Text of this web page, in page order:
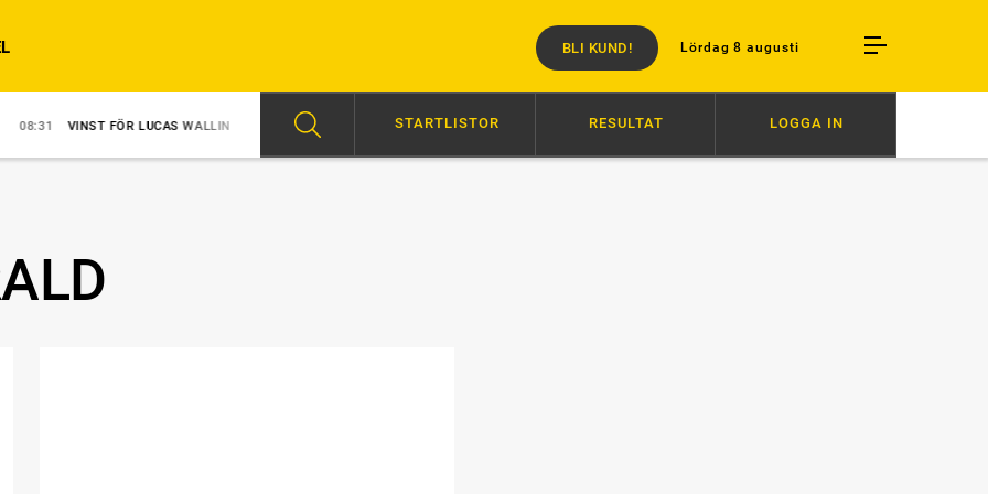
Lördag 8 augusti
BLI KUND!
VINST FÖR LUCAS WALLIN 07:57 MELLBY JINX TILL VM 11:30 BARFOTADANS I STALLMATCH GOCCIADORO DOMINERADE
STARTLISTOR RESULTAT LOGGA IN